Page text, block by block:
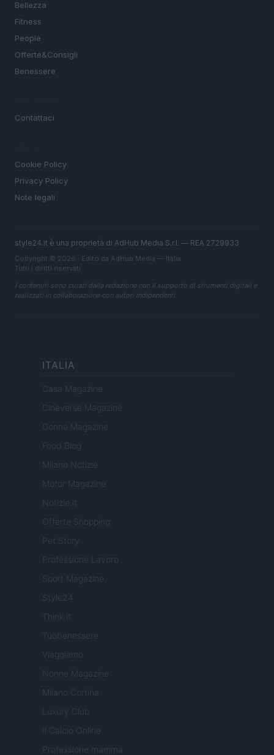
Bellezza
Fitness
People
Offerte&Consigli
Benessere
Contattaci
Cookie Policy
Privacy Policy
Note legali
style24.it è una proprietà di AdHub Media S.r.l. — REA 2729933
Copyright © 2026 · Edito da AdHub Media — Italia
Tutti i diritti riservati
I contenuti sono curati dalla redazione con il supporto di strumenti digitali e
realizzati in collaborazione con autori indipendenti.
ITALIA
Casa Magazine
Cineverse Magazine
Donne Magazine
Food Blog
Milano Notizie
Motor Magazine
Notizie.it
Offerte Shopping
Pet Story
Professione Lavoro
Sport Magazine
Style24
Think.it
Tuobenessere
Viaggiamo
Nonne Magazine
Milano Cortina
Luxury Club
Il Calcio Online
Professione mamma